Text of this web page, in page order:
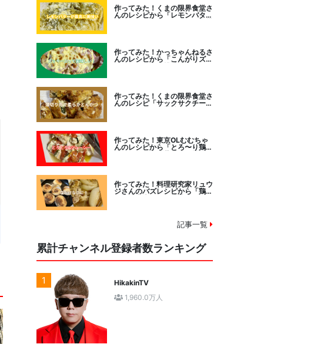
作ってみた！くまの限界食堂さ
んのレシピから「レモンバター
作ってみた！かっちゃんねるさ
んのレシピから「こんがりズッ
作ってみた！くまの限界食堂さ
んのレシピ「サックサクチーズ
作ってみた！東京OLむむちゃ
んのレシピから「とろ〜り鶏む
作ってみた！料理研究家リュウ
ジさんのバズレシピから「鶏の
記事一覧
累計チャンネル登録者数ランキング
1
HikakinTV
1,960.0万人